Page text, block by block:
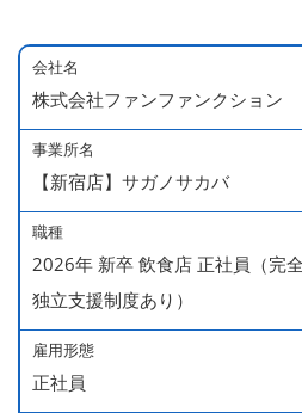
会社名
株式会社ファンファンクション
事業所名
【新宿店】サガノサカバ
職種
2026年 新卒 飲食店 正社員（完
独立支援制度あり）
雇用形態
正社員